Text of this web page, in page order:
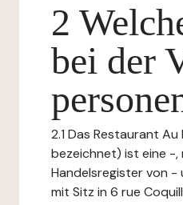
2
bei der
2.1 Das Restaurant
bezeichnet) ist eine -,
Handelsregister von -
mit Sitz in 6 rue